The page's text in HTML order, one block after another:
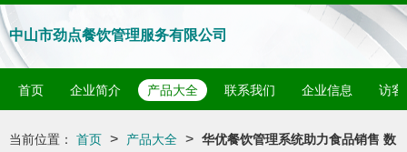
中山市劲点餐饮管理服务有限公司
首页 企业简介 产品大全 联系我们 企业信息 访客
当前位置： 首页 > 产品大全 > 华优餐饮管理系统助力食品销售 数